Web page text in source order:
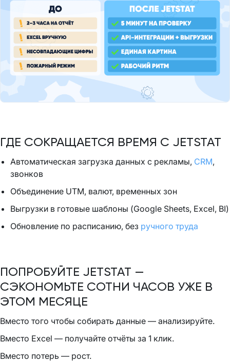
ГДЕ СОКРАЩАЕТСЯ ВРЕМЯ С JETSTAT
Автоматическая загрузка данных с рекламы, CRM,
звонков
Объединение UTM, валют, временных зон
Выгрузки в готовые шаблоны (Google Sheets, Excel, BI)
Обновление по расписанию, без ручного труда
ПОПРОБУЙТЕ JETSTAT —
СЭКОНОМЬТЕ СОТНИ ЧАСОВ УЖЕ В
ЭТОМ МЕСЯЦЕ
Вместо того чтобы собирать данные — анализируйте.
Вместо Excel — получайте отчёты за 1 клик.
Вместо потерь — рост.